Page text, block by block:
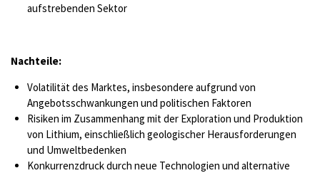
aufstrebenden Sektor
Nachteile:
Volatilität des Marktes, insbesondere aufgrund von
Angebotsschwankungen und politischen Faktoren
Risiken im Zusammenhang mit der Exploration und Produktion
von Lithium, einschließlich geologischer Herausforderungen
und Umweltbedenken
Konkurrenzdruck durch neue Technologien und alternative